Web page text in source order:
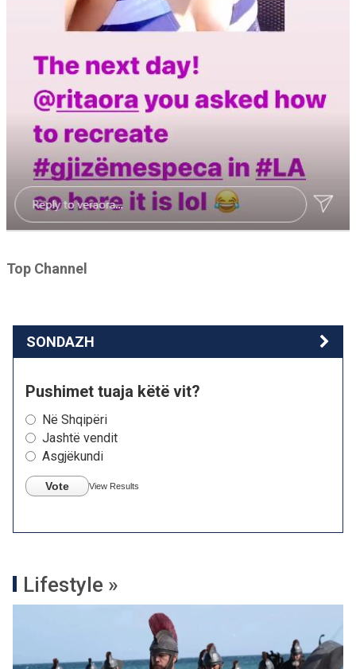
Top Channel
SONDAZH
Pushimet tuaja këtë vit?
Në Shqipëri
Jashtë vendit
Asgjëkundi
Vote View Results
Lifestyle »